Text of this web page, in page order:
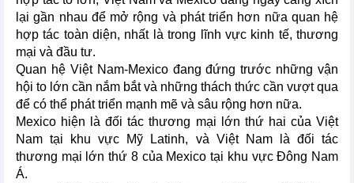
lại gần nhau để mở rộng và phát triển hơn nữa quan hệ
hợp tác toàn diện, nhất là trong lĩnh vực kinh tế, thương
mại và đầu tư.
Quan hệ Việt Nam-Mexico đang đứng trước những vận
hội to lớn cần nắm bắt và những thách thức cần vượt qua
để có thể phát triển mạnh mẽ và sâu rộng hơn nữa.
Mexico hiện là đối tác thương mại lớn thứ hai của Việt
Nam tại khu vực Mỹ Latinh, và Việt Nam là đối tác
thương mại lớn thứ 8 của Mexico tại khu vực Đông Nam
Á.